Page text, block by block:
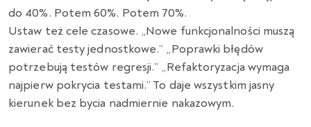
do 40%. Potem 60%. Potem 70%.
Ustaw też cele czasowe. „Nowe funkcjonalności muszą
zawierać testy jednostkowe.” „Poprawki błędów
potrzebują testów regresji.” „Refaktoryzacja wymaga
najpierw pokrycia testami.” To daje wszystkim jasny
kierunek bez bycia nadmiernie nakazowym.